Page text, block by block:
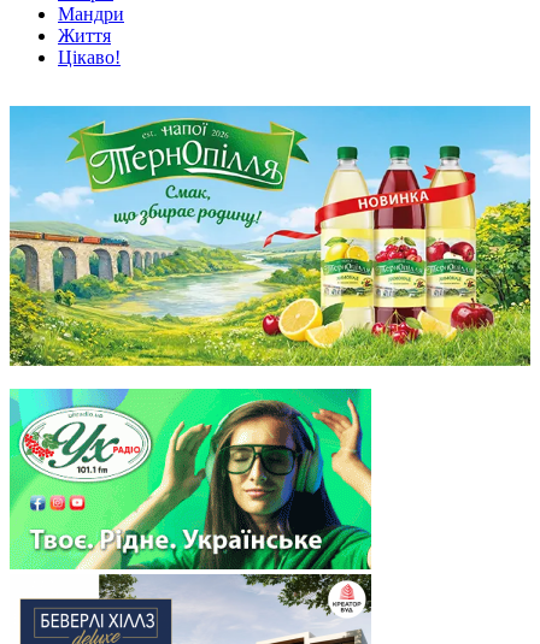
Мандри
Життя
Цікаво!